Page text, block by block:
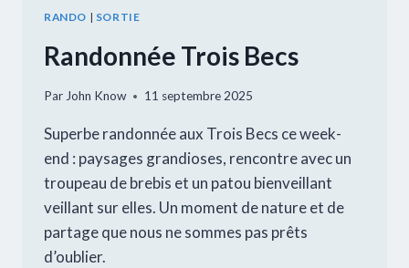
RANDO | SORTIE
Randonnée Trois Becs
Par John Know 11 septembre 2025
Superbe randonnée aux Trois Becs ce week-
end : paysages grandioses, rencontre avec un
troupeau de brebis et un patou bienveillant
veillant sur elles. Un moment de nature et de
partage que nous ne sommes pas prêts
d’oublier.